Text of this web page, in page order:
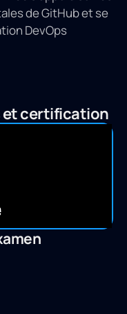
de GitHub et se
DevOps
et certification